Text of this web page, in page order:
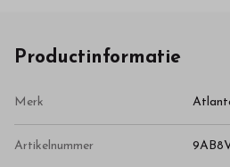
Productinformatie
Merk
Artikelnummer